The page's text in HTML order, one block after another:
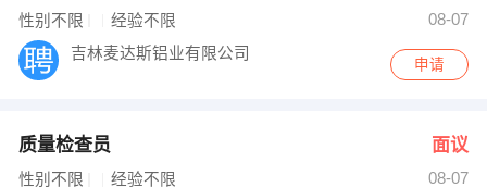
性别不限 经验不限
08-07
吉林麦达斯铝业有限公司
申请
质量检查员 面议
性别不限 经验不限
08-07